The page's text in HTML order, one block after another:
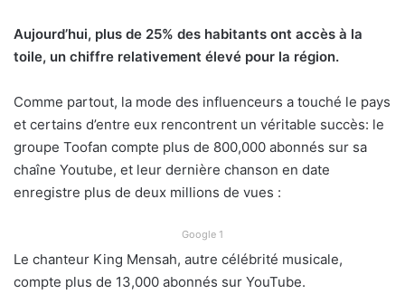
Aujourd’hui, plus de 25% des habitants ont accès à la
toile, un chiffre relativement élevé pour la région.
Comme partout, la mode des influenceurs a touché le pays
et certains d’entre eux rencontrent un véritable succès: le
groupe Toofan compte plus de 800,000 abonnés sur sa
chaîne Youtube, et leur dernière chanson en date
enregistre plus de deux millions de vues :
Google 1
Le chanteur King Mensah, autre célébrité musicale,
compte plus de 13,000 abonnés sur YouTube.